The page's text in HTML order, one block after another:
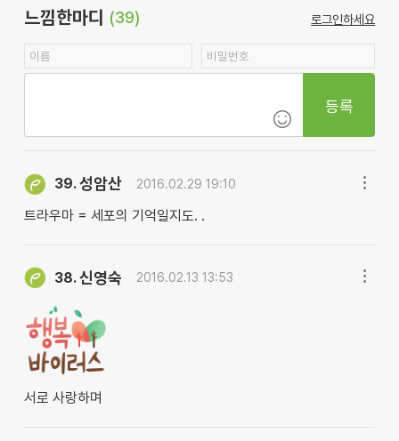
느낌한마디 (39) 로그인하세요
등록
39.성암산 2016.02.29 19:10
트라우마 = 세포의 기억일지도. .
38.신영숙 2016.02.13 13:53
서로 사랑하며